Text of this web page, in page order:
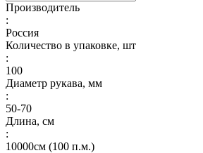
Производитель
:
Россия
Количество в упаковке, шт
:
100
Диаметр рукава, мм
:
50-70
Длина, см
:
10000см (100 п.м.)